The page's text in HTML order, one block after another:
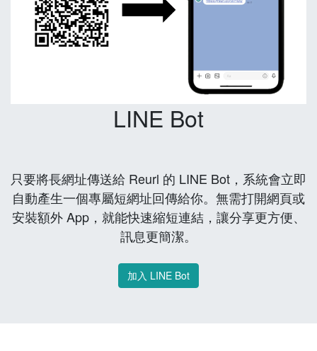
LINE Bot
只要將長網址傳送給 Reurl 的 LINE Bot，系統會立即
自動產生一個專屬短網址回傳給你。無需打開網頁或
安裝額外 App，就能快速縮短連結，讓分享更方便、
訊息更簡潔。
加入 LINE Bot